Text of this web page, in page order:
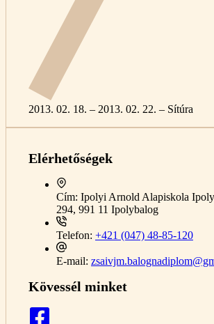
2013. 02. 18. – 2013. 02. 22. – Sítúra
Elérhetőségek
Cím: Ipolyi Arnold Alapiskola
294, 991 11 Ipolybalog
Telefon: +421 (047) 48-85-120
E-mail:
Kövessél minket